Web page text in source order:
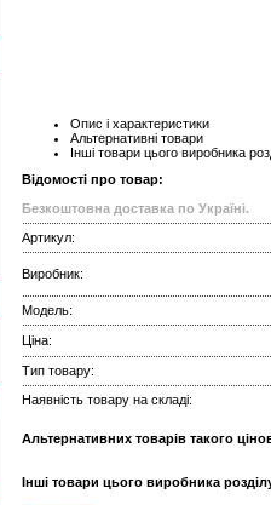
Опис і характеристики
Альтернативні товари
Інші товари цього виробника
Відомості про товар:
Безкоштовна доставка по Україні.
Артикул:
Виробник:
Модель:
Ціна:
Тип товару:
Наявність товару на складі:
Альтернативних товарів такого
Інші товари цього виробника